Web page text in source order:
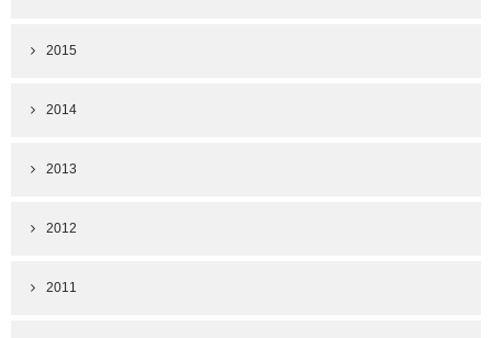
2015
2014
2013
2012
2011